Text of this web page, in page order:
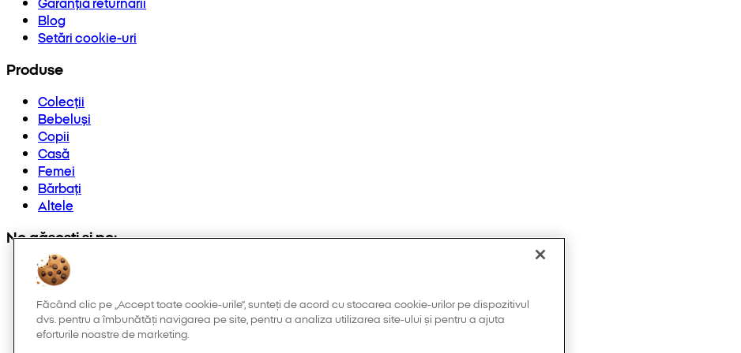
Blog
Setări cookie-uri
Produse
Colecții
Bebeluși
Copii
Casă
Femei
Bărbați
Altele
Ne găsești și pe:
Făcând clic pe „Accept toate cookie-urile”, sunteți de acord cu stocarea cookie-urilor pe dispozitivul
dvs. pentru a îmbunătăți navigarea pe site, pentru a analiza utilizarea site-ului și pentru a ajuta
eforturile noastre de marketing.